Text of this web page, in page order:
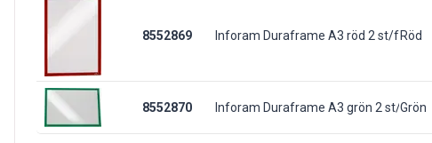
8552869 Inforam Duraframe A3 röd 2 st/fpRöd
8552870 Inforam Duraframe A3 grön 2 st/fpGrön